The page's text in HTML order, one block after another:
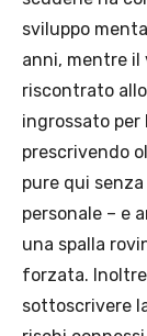
sviluppo
anni, mentre il
riscontrato
ingrossato
prescrivendo
pure qui
personale – e
una spalla
forzata.
sottoscrivere